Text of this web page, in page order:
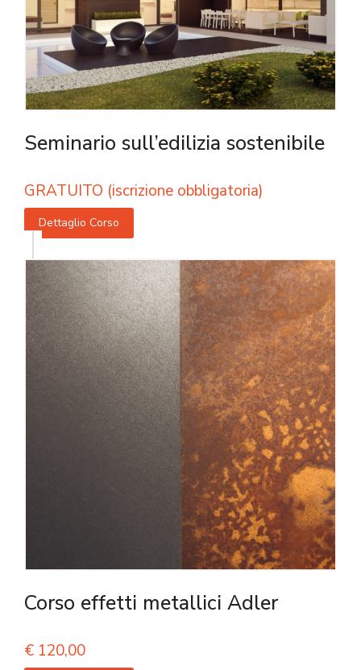
Seminario sull’edilizia sostenibile
GRATUITO (iscrizione obbligatoria)
Dettaglio Corso
Corso effetti metallici Adler
€ 120,00